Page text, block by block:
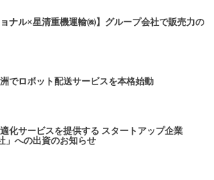
ョナル×星清重機運輸㈱】グループ会社で販売力の
でロボット配送サービスを本格始動
化サービスを提供する スタートアップ企業
」への出資のお知らせ